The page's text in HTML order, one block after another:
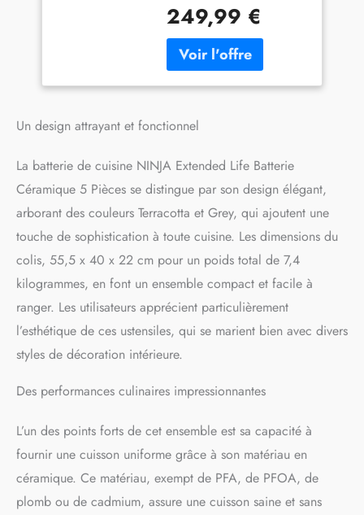
gris et terracotta. Comprend
deux poêles de 20 et 24 cm
et trois casseroles de 16, 18
et 20 cm avec leurs
couvercles ADAPTÉ À TOUS
Convient à tous les types de
l'électrique et la céramique
TECHNOLOGIE
CERAMICLOCK : Le
revêtement céramique à
double liaison résistant offre
des années de performance
antiadhésive LAVABLE AU
LAVE-VAISSELLE : Lavez à la
main ou au lave-vaisselle,
sans besoin de pré-
trempage ni de frottement
INCLUS : Ninja Extended
0,65 kg, Poêle à Frire 24
cm avec Couvercle, 1,02 kg,
Casserole 18 cm avec
Couvercle, 1,25 kg,
Casserole 20 cm avec
Couvercle, 1,42 kg. Couleur
249,99 €
Un design attrayant et fonctionnel
La batterie de cuisine NINJA Extended Life Batterie
Céramique 5 Pièces se distingue par son design élégant,
arborant des couleurs Terracotta et Grey, qui ajoutent une
touche de sophistication à toute cuisine. Les dimensions du
colis, 55,5 x 40 x 22 cm pour un poids total de 7,4
kilogrammes, en font un ensemble compact et facile à
ranger. Les utilisateurs apprécient particulièrement
l’esthétique de ces ustensiles, qui se marient bien avec divers
styles de décoration intérieure.
Des performances culinaires impressionnantes
L’un des points forts de cet ensemble est sa capacité à
fournir une cuisson uniforme grâce à son matériau en
céramique. Ce matériau, exempt de PFA, de PFOA, de
plomb ou de cadmium, assure une cuisson saine et sans